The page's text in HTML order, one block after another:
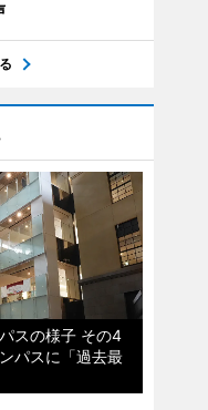
スの様子 その4
パスに「過去最